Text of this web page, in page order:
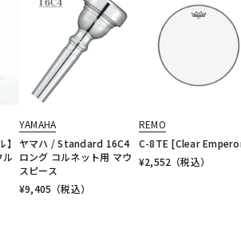
ル
YAMAHA
ヤマハ / Standard 16C4
ロング コルネット用 マウ
スピース
¥9,405 （税込）
REMO
C-8TE [Clear
¥2,552 （税込）